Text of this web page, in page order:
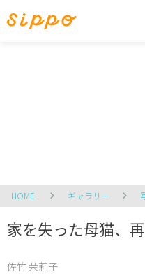
HOME ギャラリー
家を失った母猫、
佐竹 茉莉子